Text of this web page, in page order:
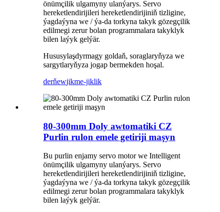
önümçilik ulgamyny ulanýarys. Servo
hereketlendirijileri hereketlendirijiniň tizligine,
ýagdaýyna we / ýa-da torkyna takyk gözegçilik
edilmegi zerur bolan programmalara takyklyk
bilen laýyk gelýär.
Hususylaşdyrmagy goldaň, soraglaryňyza we
sargytlaryňyza jogap bermekden hoşal.
derňewjikme-jiklik
80-300mm Doly awtomatiki CZ
Purlin rulon emele getiriji maşyn
Bu purlin enjamy servo motor we Intelligent
önümçilik ulgamyny ulanýarys. Servo
hereketlendirijileri hereketlendirijiniň tizligine,
ýagdaýyna we / ýa-da torkyna takyk gözegçilik
edilmegi zerur bolan programmalara takyklyk
bilen laýyk gelýär.